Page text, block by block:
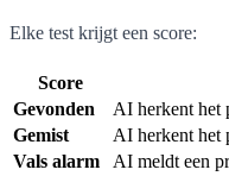
Elke test krijgt een score:
Score
Gevonden
AI herkent het
Gemist
AI herkent het
Vals alarm
AI meldt een